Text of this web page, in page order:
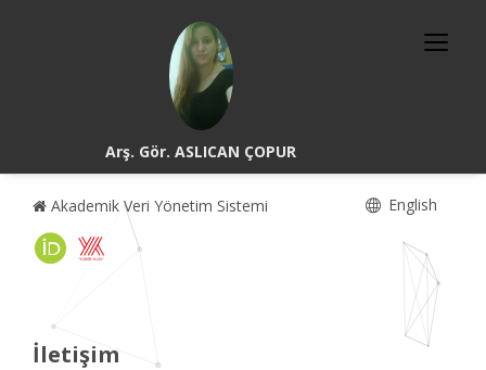
Arş. Gör. ASLICAN ÇOPUR
Akademik Veri Yönetim Sistemi English
İletişim